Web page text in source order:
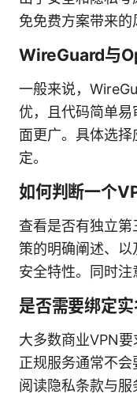
免免费方案带来的
WireGuard与
一般来说，
优，且代码简单
面更广。具体选
定。
如何判断一个
查看是否有独立
策的明确阐述、
安全特性。同时注
是否需要绑定实
大多数商业VPN
正规服务通常不
阅读隐私条款与服